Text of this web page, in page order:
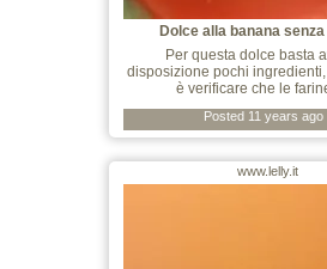
Dolce alla banana
Per questa dolce basta
disposizione pochi ingredienti,
è verificare che le
Posted 11 years ago
www.lelly.it